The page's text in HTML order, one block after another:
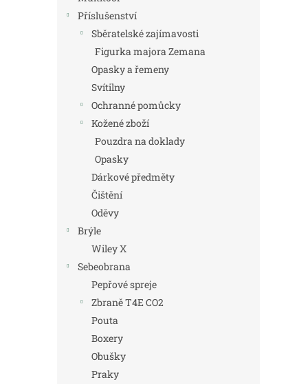
Příslušenství
Sběratelské zajímavosti
Figurka majora Zemana
Opasky a řemeny
Svítilny
Ochranné pomůcky
Kožené zboží
Pouzdra na doklady
Opasky
Dárkové předměty
Čištění
Oděvy
Brýle
Wiley X
Sebeobrana
Pepřové spreje
Zbraně T4E CO2
Pouta
Boxery
Obušky
Praky